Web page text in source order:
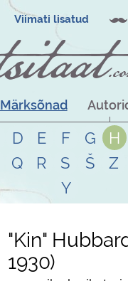
Viimati lisatud
Märksõnad
D E F G H
Q R S Š Z
Y
"Kin"
1930